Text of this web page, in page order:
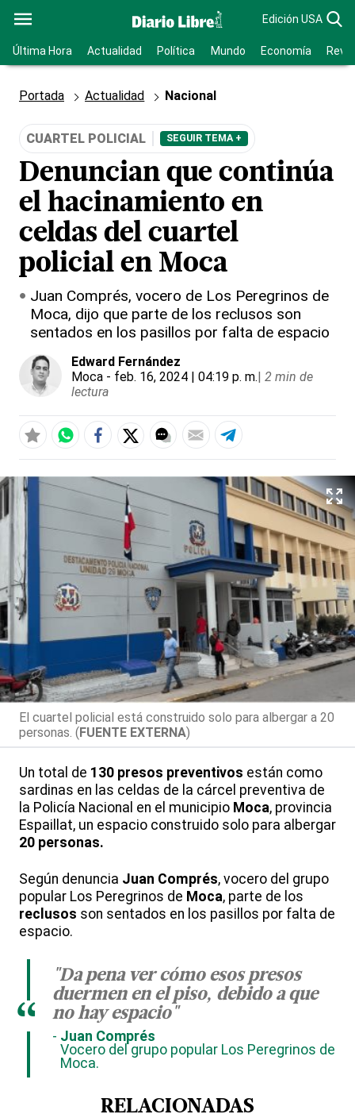
Edición USA
Última Hora Actualidad Política Mundo Economía
Portada Actualidad Nacional
CUARTEL POLICIAL SEGUIR TEMA +
Denuncian que continúa
el hacinamiento en
celdas del cuartel
policial en Moca
Juan Comprés, vocero de Los Peregrinos de
Moca, dijo que parte de los reclusos son
sentados en los pasillos por falta de espacio
Edward Fernández
Moca - feb. 16, 2024 | 04:19 p. m.| 2 min de
lectura
El cuartel policial está construido solo para albergar a 20
personas. (FUENTE EXTERNA)
Un total de 130 presos preventivos están como
sardinas en las celdas de la cárcel preventiva de
la Policía Nacional en el municipio Moca, provincia
Espaillat, un espacio construido solo para albergar
20 personas.
Según denuncia Juan Comprés, vocero del grupo
popular Los Peregrinos de Moca, parte de los
reclusos son sentados en los pasillos por falta de
espacio.
"Da pena ver cómo esos presos
duermen en el piso, debido a que
no hay espacio"
Juan Comprés
Vocero del grupo popular Los Peregrinos de
Moca.
“
RELACIONADAS